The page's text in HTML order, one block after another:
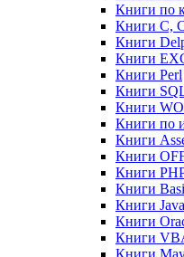
Книги по
Книги C,
Книги
Книги
Книги Perl
Книги
Книги
Книги по
Книги
Книги
Книги
Книги
Книги Java
Книги
Книги
Книги